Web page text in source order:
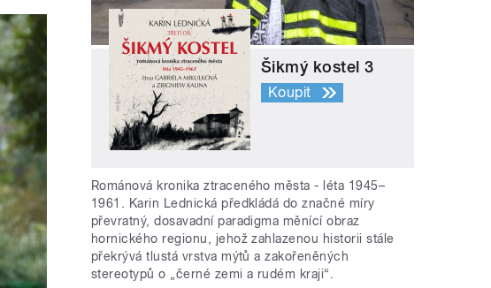
Šikmý kostel 3
Koupit
Románová kronika ztraceného města - léta 1945–
1961. Karin Lednická předkládá do značné míry
převratný, dosavadní paradigma měnící obraz
hornického regionu, jehož zahlazenou historii stále
překrývá tlustá vrstva mýtů a zakořeněných
stereotypů o „černé zemi a rudém kraji“.